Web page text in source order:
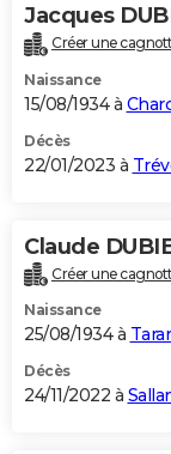
Jacques
Créer une
Naissance
15/08/1934 à
Décès
22/01/2023 à
Claude
Créer une
Naissance
25/08/1934 à
Décès
24/11/2022 à